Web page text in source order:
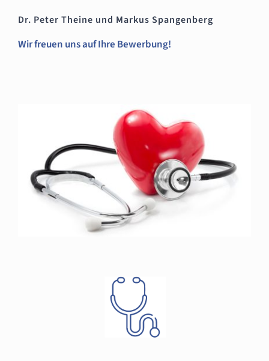
Dr. Peter Theine und Markus Spangenberg
Wir freuen uns auf Ihre Bewerbung!